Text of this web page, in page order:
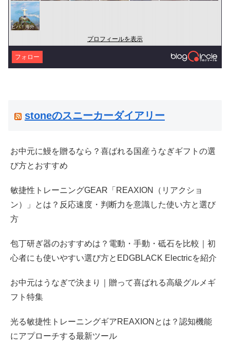
ビバ！海外生活
プロフィールを表示
フォロー
stoneのスニーカーダイアリー
お中元に鰻を贈るなら？喜ばれる国産うなぎギフトの選
び方とおすすめ
敏捷性トレーニングGEAR「REAXION（リアクショ
ン）」とは？反応速度・判断力を意識した使い方と選び
方
包丁研ぎ器のおすすめは？電動・手動・砥石を比較｜初
心者にも使いやすい選び方とEDGBLACK Electricを紹介
お中元はうなぎで決まり｜贈って喜ばれる高級グルメギ
フト特集
光る敏捷性トレーニングギアREAXIONとは？認知機能
にアプローチする最新ツール